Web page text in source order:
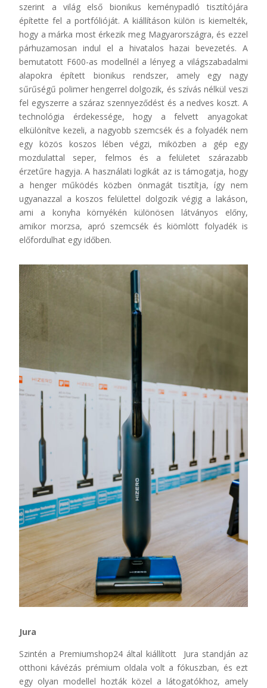
szerint a világ első bionikus keménypadló tisztítójára
építette fel a portfólióját. A kiállításon külön is kiemelték,
hogy a márka most érkezik meg Magyarországra, és ezzel
párhuzamosan indul el a hivatalos hazai bevezetés. A
bemutatott F600-as modellnél a lényeg a világszabadalmi
alapokra épített bionikus rendszer, amely egy nagy
sűrűségű polimer hengerrel dolgozik, és szívás nélkül veszi
fel egyszerre a száraz szennyeződést és a nedves koszt. A
technológia érdekessége, hogy a felvett anyagokat
elkülönítve kezeli, a nagyobb szemcsék és a folyadék nem
egy közös koszos lében végzi, miközben a gép egy
mozdulattal seper, felmos és a felületet szárazabb
érzetűre hagyja. A használati logikát az is támogatja, hogy
a henger működés közben önmagát tisztítja, így nem
ugyanazzal a koszos felülettel dolgozik végig a lakáson,
ami a konyha környékén különösen látványos előny,
amikor morzsa, apró szemcsék és kiömlött folyadék is
előfordulhat egy időben.
Jura
Szintén a Premiumshop24 által kiállított Jura standján az
otthoni kávézás prémium oldala volt a fókuszban, és ezt
egy olyan modellel hozták közel a látogatókhoz, amely